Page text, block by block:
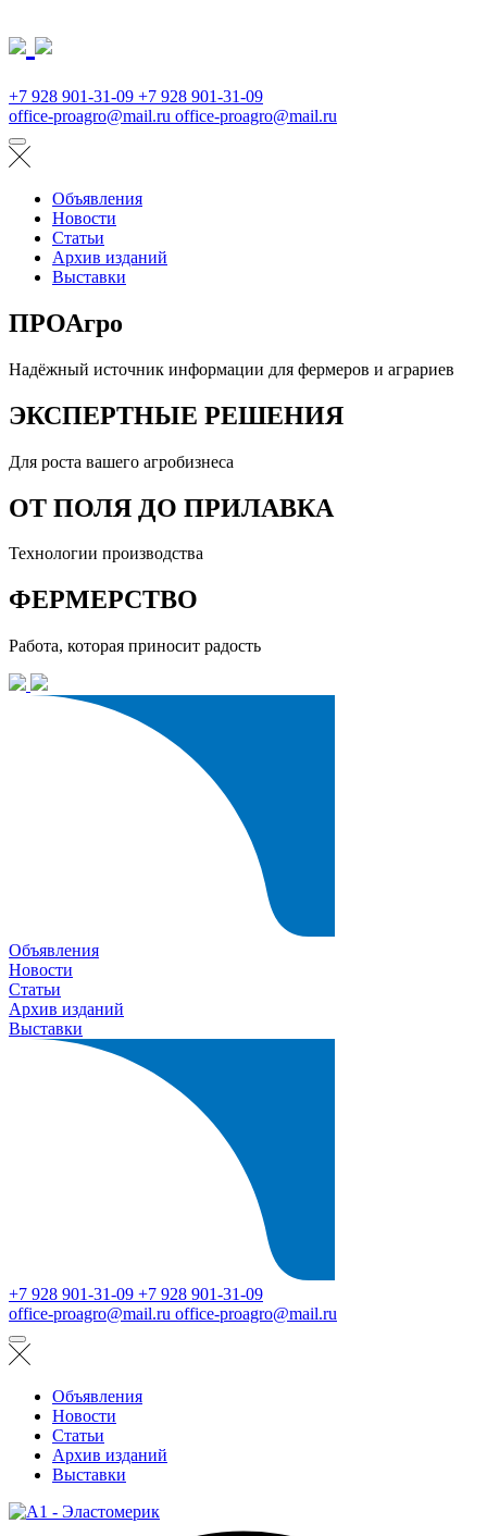
+7 928 901-31-09 +7 928 901-31-09
office-proagro@mail.ru office-proagro@mail.ru
Объявления
Новости
Статьи
Архив изданий
Выставки
ПРОАгро
Надёжный источник информации для фермеров и аграриев
ЭКСПЕРТНЫЕ РЕШЕНИЯ
Для роста вашего агробизнеса
ОТ ПОЛЯ ДО ПРИЛАВКА
Технологии производства
ФЕРМЕРСТВО
Работа, которая приносит радость
Объявления
Новости
Статьи
Архив изданий
Выставки
+7 928 901-31-09 +7 928 901-31-09
office-proagro@mail.ru office-proagro@mail.ru
Объявления
Новости
Статьи
Архив изданий
Выставки